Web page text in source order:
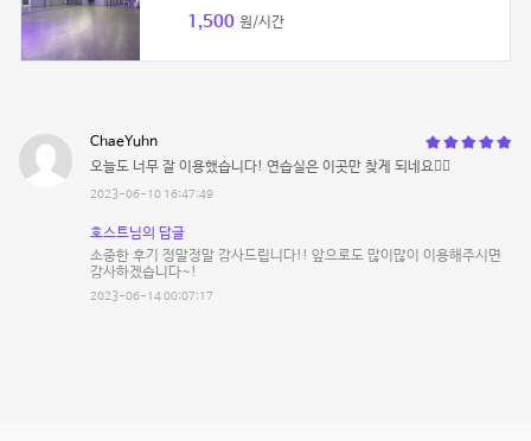
1,500 원/시간
ChaeYuhn
오늘도 너무 잘 이용했습니다! 연습실은 이곳만 찾게 되네요👍🏻
2023-06-10 16:47:49
호스트님의 답글
소중한 후기 정말정말 감사드립니다!! 앞으로도 많이많이 이용해주시면
감사하겠습니다~!
2023-06-14 00:07:17